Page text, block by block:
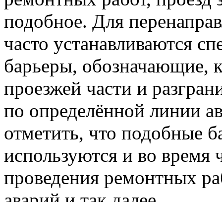
подобное. Для
часто устанавливаются
барьеры, обозначающие,
проезжей части и
по определённой линии
отметить, что подобные
используются и во время
проведения ремонтных